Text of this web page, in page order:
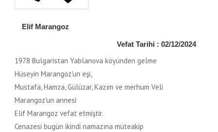
Elif Marangoz
Vefat Tarihi : 02/12/2024
1978 Bulgaristan Yablanova köyünden gelme
Hüseyin Marangoz'un eşi,
Mustafa, Hamza, Gülüzar, Kazım ve merhum Veli
Marangoz'un annesi
Elif Marangoz vefat etmiştir.
Cenazesi bugün ikindi namazına müteakip